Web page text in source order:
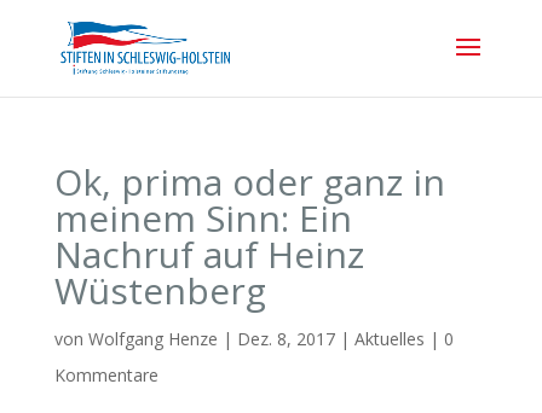
Ok, prima oder ganz in
meinem Sinn: Ein
Nachruf auf Heinz
Wüstenberg
von Wolfgang Henze | Dez. 8, 2017| Aktuelles | 0
Kommentare